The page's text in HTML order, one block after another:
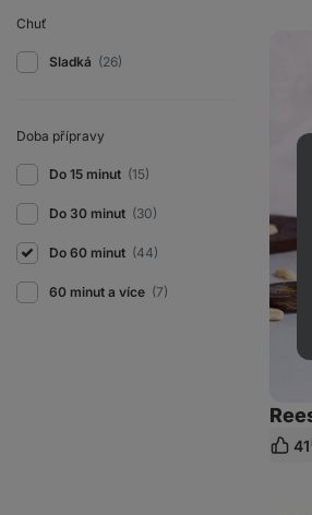
Chuť
Sladká (26)
Doba přípravy
Do 15 minut (15)
Do 30 minut (30)
Do 60 minut (44)
60 minut a více (7)
41